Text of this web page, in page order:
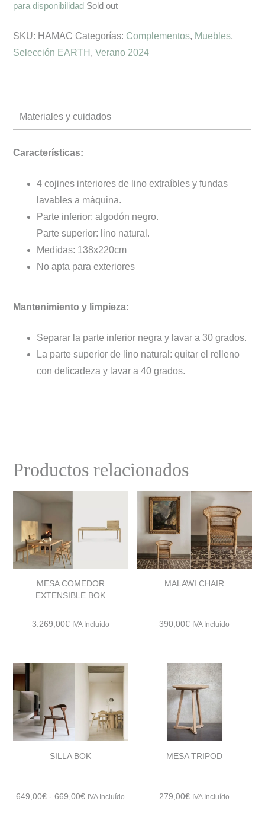
para disponibilidad Sold out
SKU: HAMAC Categorías: Complementos, Muebles,
Selección EARTH ,Verano 2024
Materiales y cuidados
Características:
4 cojines interiores de lino extraíbles y fundas
lavables a máquina.
Parte inferior: algodón negro.
Parte superior: lino natural.
Medidas: 138x220cm
No apta para exteriores
Mantenimiento y limpieza:
Separar la parte inferior negra y lavar a 30 grados.
La parte superior de lino natural: quitar el relleno
con delicadeza y lavar a 40 grados.
Productos relacionados
MESA COMEDOR
EXTENSIBLE BOK
3.269,00€ IVA Incluído
MALAWI CHAIR
390,00€ IVA Incluído
SILLA BOK
649,00€ - 669,00€Rango
IVA Incluído
MESA TRIPOD
279,00€ IVA Incluído